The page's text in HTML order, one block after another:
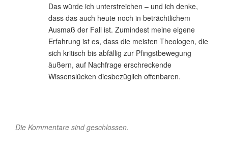
Das würde ich unterstreichen – und ich denke,
dass das auch heute noch in beträchtlichem
Ausmaß der Fall ist. Zumindest meine eigene
Erfahrung ist es, dass die meisten Theologen, die
sich kritisch bis abfällig zur Pfingstbewegung
äußern, auf Nachfrage erschreckende
Wissenslücken diesbezüglich offenbaren.
Die Kommentare sind geschlossen.